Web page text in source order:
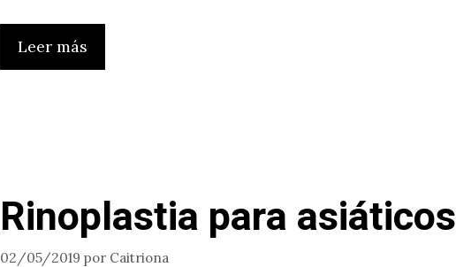
Leer más
Rinoplastia para asiáticos
02/05/2019 por Caitriona